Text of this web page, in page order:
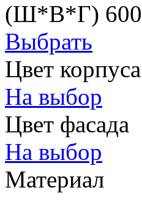
(Ш*В*Г)
Выбрать
Цвет корпуса
На выбор
Цвет фасада
На выбор
Материал